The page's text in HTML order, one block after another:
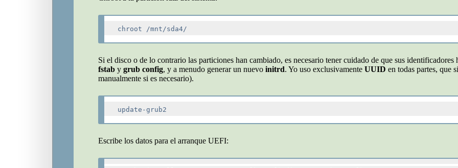
Si el disco o de lo contrario las particiones han cambiado, es necesario tener cuidado de que sus
fstab y grub config, y a menudo generar un nuevo initrd. Yo uso exclusivamente UUID en todas partes, que
manualmente si es necesario).
Escribe los datos para el arranque UEFI: